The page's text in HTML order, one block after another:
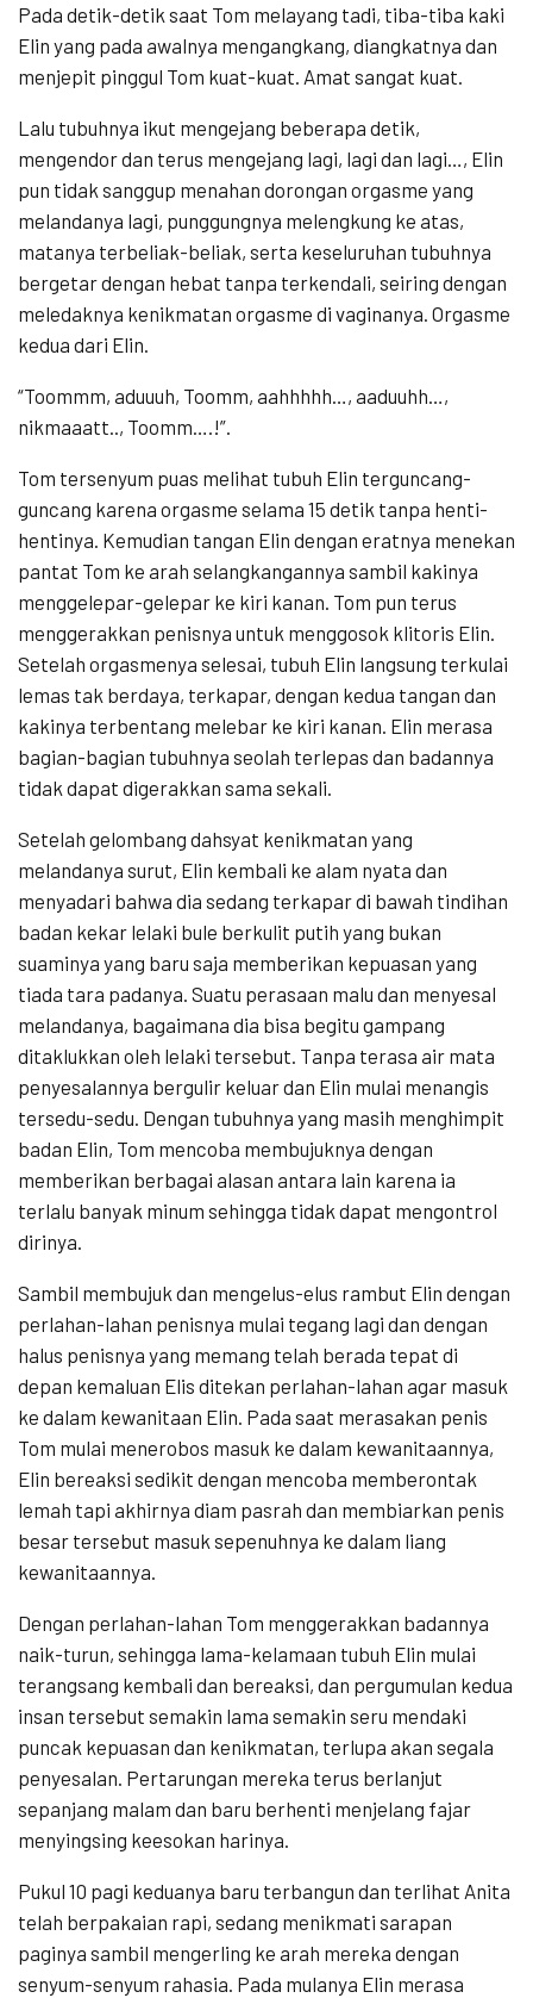
Pada detik-detik saat Tom melayang tadi, tiba-tiba kaki
Elin yang pada awalnya mengangkang, diangkatnya dan
menjepit pinggul Tom kuat-kuat. Amat sangat kuat.
Lalu tubuhnya ikut mengejang beberapa detik,
mengendor dan terus mengejang lagi, lagi dan lagi…, Elin
pun tidak sanggup menahan dorongan orgasme yang
melandanya lagi, punggungnya melengkung ke atas,
matanya terbeliak-beliak, serta keseluruhan tubuhnya
bergetar dengan hebat tanpa terkendali, seiring dengan
meledaknya kenikmatan orgasme di vaginanya. Orgasme
kedua dari Elin.
“Toommm, aduuuh, Toomm, aahhhhh…, aaduuhh…,
nikmaaatt.., Toomm….!”.
Tom tersenyum puas melihat tubuh Elin terguncang-
guncang karena orgasme selama 15 detik tanpa henti-
hentinya. Kemudian tangan Elin dengan eratnya menekan
pantat Tom ke arah selangkangannya sambil kakinya
menggelepar-gelepar ke kiri kanan. Tom pun terus
menggerakkan penisnya untuk menggosok klitoris Elin.
Setelah orgasmenya selesai, tubuh Elin langsung terkulai
lemas tak berdaya, terkapar, dengan kedua tangan dan
kakinya terbentang melebar ke kiri kanan. Elin merasa
bagian-bagian tubuhnya seolah terlepas dan badannya
tidak dapat digerakkan sama sekali.
Setelah gelombang dahsyat kenikmatan yang
melandanya surut, Elin kembali ke alam nyata dan
menyadari bahwa dia sedang terkapar di bawah tindihan
badan kekar lelaki bule berkulit putih yang bukan
suaminya yang baru saja memberikan kepuasan yang
tiada tara padanya. Suatu perasaan malu dan menyesal
melandanya, bagaimana dia bisa begitu gampang
ditaklukkan oleh lelaki tersebut. Tanpa terasa air mata
penyesalannya bergulir keluar dan Elin mulai menangis
tersedu-sedu. Dengan tubuhnya yang masih menghimpit
badan Elin, Tom mencoba membujuknya dengan
memberikan berbagai alasan antara lain karena ia
terlalu banyak minum sehingga tidak dapat mengontrol
dirinya.
Sambil membujuk dan mengelus-elus rambut Elin dengan
perlahan-lahan penisnya mulai tegang lagi dan dengan
halus penisnya yang memang telah berada tepat di
depan kemaluan Elis ditekan perlahan-lahan agar masuk
ke dalam kewanitaan Elin. Pada saat merasakan penis
Tom mulai menerobos masuk ke dalam kewanitaannya,
Elin bereaksi sedikit dengan mencoba memberontak
lemah tapi akhirnya diam pasrah dan membiarkan penis
besar tersebut masuk sepenuhnya ke dalam liang
kewanitaannya.
Dengan perlahan-lahan Tom menggerakkan badannya
naik-turun, sehingga lama-kelamaan tubuh Elin mulai
terangsang kembali dan bereaksi, dan pergumulan kedua
insan tersebut semakin lama semakin seru mendaki
puncak kepuasan dan kenikmatan, terlupa akan segala
penyesalan. Pertarungan mereka terus berlanjut
sepanjang malam dan baru berhenti menjelang fajar
menyingsing keesokan harinya.
Pukul 10 pagi keduanya baru terbangun dan terlihat Anita
telah berpakaian rapi, sedang menikmati sarapan
paginya sambil mengerling ke arah mereka dengan
senyum-senyum rahasia. Pada mulanya Elin merasa